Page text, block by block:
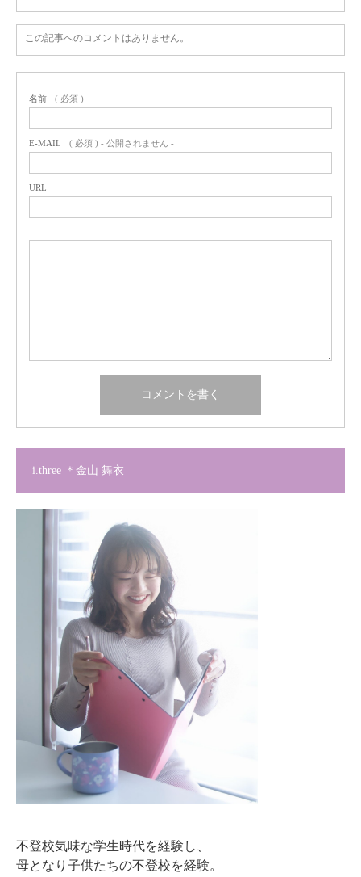
この記事へのコメントはありません。
名前 ( 必須 )
E-MAIL ( 必須 ) - 公開されません -
URL
i.three ＊金山 舞衣
不登校気味な学生時代を経験し、
母となり子供たちの不登校を経験。